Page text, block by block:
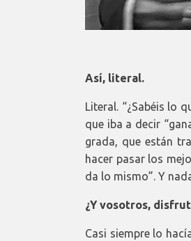
Así, literal.
Literal. “¿Sabéis lo
que iba a decir
grada, que están
hacer pasar los
da lo mismo”. Y
¿Y vosotros,
Casi siempre lo